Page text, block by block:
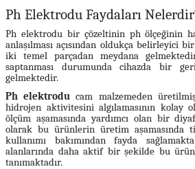
Ph Elektrodu Faydaları
Ph elektrodu bir çözeltinin ph ölçeğinin
anlaşılması açısından oldukça belirleyici
iki temel parçadan meydana
saptanması durumunda cihazda bir
gelmektedir.
Ph elektrodu cam malzemeden
hidrojen aktivitesini algılamasının
ölçüm aşamasında yardımcı olan bir
olarak bu ürünlerin üretim aşamasında
kullanımı bakımından fayda
alanlarında daha aktif bir şekilde bu
tanımaktadır.